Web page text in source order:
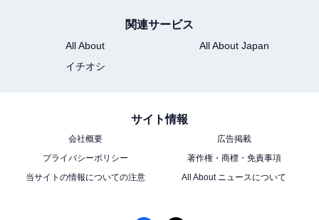
関連サービス
All About
All About Japan
イチオシ
サイト情報
会社概要
広告掲載
プライバシーポリシー
著作権・商標・免責事項
当サイトの情報についての注意
All About ニュースについて